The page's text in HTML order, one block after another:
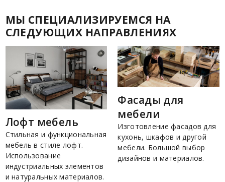
МЫ СПЕЦИАЛИЗИРУЕМСЯ НА
СЛЕДУЮЩИХ НАПРАВЛЕНИЯХ
Лофт мебель
Стильная и функциональная
мебель в стиле лофт.
Использование
индустриальных элементов
и натуральных материалов.
Фасады для
мебели
Изготовление фасадов для
кухонь, шкафов и другой
мебели. Большой выбор
дизайнов и материалов.